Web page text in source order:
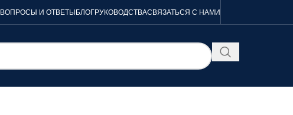
ВОПРОСЫ И ОТВЕТЫБЛОГРУКОВОДСТВАСВЯЗАТЬСЯ С НАМИ